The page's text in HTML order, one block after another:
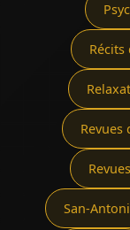
Récits
Revues
San-